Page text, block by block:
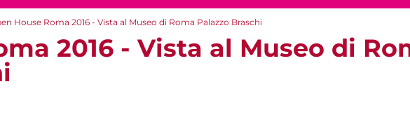
House Roma 2016 - Vista al Museo di Roma Palazzo Braschi
2016 - Vista al Museo di